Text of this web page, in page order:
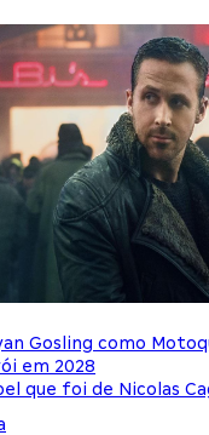
Gosling como
em 2028
que foi de Nicolas